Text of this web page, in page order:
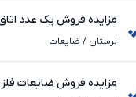
مزایده فروش یک عدد
لرستان / ضایعات
مزایده فروش ضایعات